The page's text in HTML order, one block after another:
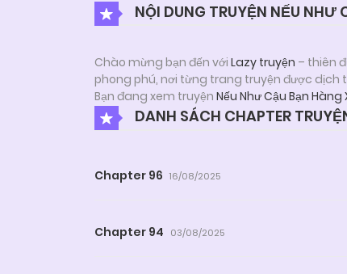
NỘI DUNG TRUYỆN NẾU NHƯ
Chào mừng bạn đến với Lazy truyện – thiên
phong phú, nơi từng trang truyện được dịch
Bạn đang xem truyện Nếu Như Cậu Bạn
DANH SÁCH CHAPTER
Chapter 96 16/08/2025
Chapter 94 03/08/2025